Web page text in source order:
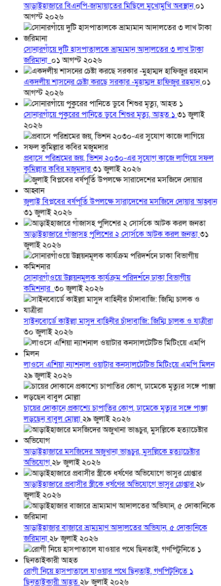
আড়াইহাজারে বিএনপি-জামায়াতের মিছিলে মুখোমুখি অবস্থান০১
আগস্ট ২০২৬
সোনারগাঁয়ে দুটি হাসপাতালকে ভ্রাম্যমান আদালতের ৩ লাখ টাকা
জরিমানা ০১ আগস্ট ২০২৬
একদলীয় শাসনের চেষ্টা করছে সরকার -মুহাম্মদ হাফিজুর রহমান০১
আগস্ট ২০২৬
সোনারগাঁয়ে পুকুরের পানিতে ডুবে শিশুর মৃত্যু, আহত ১ ৩১ জুলাই
২০২৬
প্রবাসে পরিশ্রমের জয়, ভিশন ২০৩০-এর সুযোগ কাজে লাগিয়ে সফল
কুমিল্লার কবির মজুমদার৩১ জুলাই ২০২৬
জুলাই বিপ্লবের বর্ষপূর্তি উপলক্ষে সারাদেশের মসজিদে দোয়ার আহ্বান
৩১ জুলাই ২০২৬
আড়াইহাজারে গাঁজাসহ পুলিশের ২ সোর্সকে আটক করল জনতা৩১
জুলাই ২০২৬
সোনারগাঁওয়ে উন্নয়নমূলক কার্যক্রম পরিদর্শনে ঢাকা বিভাগীয়
কমিশনার ৩০ জুলাই ২০২৬
সাইনবোর্ডে কাইল্লা মাসুদ বাহিনীর চাঁদাবাজি: জিম্মি চালক ও যাত্রীরা
৩০ জুলাই ২০২৬
লাওসে এশিয়া ন্যাশনাল ওয়াটার কনসালটেটিভ মিটিংয়ে এমপি মিলন
২৯ জুলাই ২০২৬
চায়ের দোকানে প্রকাশ্যে চাপাতির কোপ, ঢামেকে মৃত্যুর সঙ্গে পাঞ্জা
লড়ছেন বাবুল মোল্লা২৯ জুলাই ২০২৬
আড়াইহাজারে মস‌জি‌দের অজুখানা ভাঙচুর, মুসল্লিকে হত্যাচেষ্টার
অভিযোগ২৮ জুলাই ২০২৬
আড়াইহাজারে প্রবাসীর স্ত্রীকে ধর্ষণের অভিযোগে ভাসুর গ্রেপ্তার২৮
জুলাই ২০২৬
আড়াইহাজার বাজারে ভ্রাম্যমাণ আদালতের অভিযান, ৫ দোকানিকে
জরিমানা২৮ জুলাই ২০২৬
রোগী নিয়ে হাসপাতালে যাওয়ার পথে ছিনতাই, গণপিটুনিতে ১
ছিনতাইকারী আহত২৮ জুলাই ২০২৬